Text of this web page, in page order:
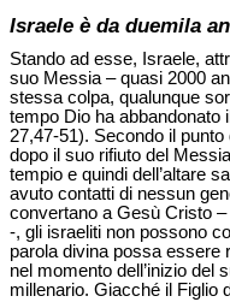
Israele è da duemila
Stando ad esse, Israele,
suo Messia – quasi 2000
stessa colpa, qualunque
tempo Dio ha abbandonato
27,47-51). Secondo il
dopo il suo rifiuto del
tempio e quindi dell’altare
avuto contatti di nessun
convertano a Gesù Cristo
-, gli israeliti non possono
parola divina possa essere
nel momento dell’inizio del
millenario. Giacché il Figlio